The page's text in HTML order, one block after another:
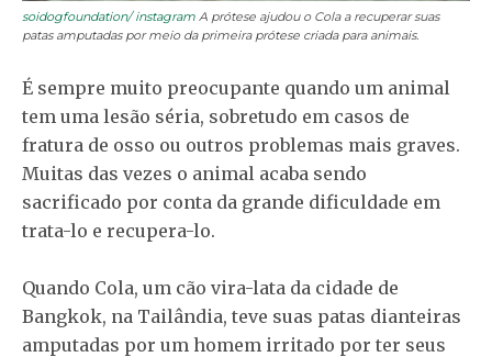
soidogfoundation/ instagram A prótese ajudou o Cola a recuperar suas
patas amputadas por meio da primeira prótese criada para animais.
É sempre muito preocupante quando um animal
tem uma lesão séria, sobretudo em casos de
fratura de osso ou outros problemas mais graves.
Muitas das vezes o animal acaba sendo
sacrificado por conta da grande dificuldade em
trata-lo e recupera-lo.
Quando Cola, um cão vira-lata da cidade de
Bangkok, na Tailândia, teve suas patas dianteiras
amputadas por um homem irritado por ter seus